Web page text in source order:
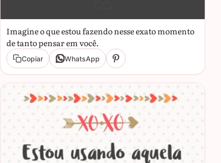
Imagine o que estou fazendo nesse exato momento
de tanto pensar em você.
Copiar WhatsApp